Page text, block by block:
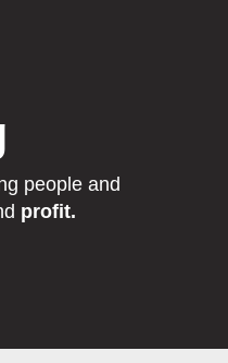
people and
profit.